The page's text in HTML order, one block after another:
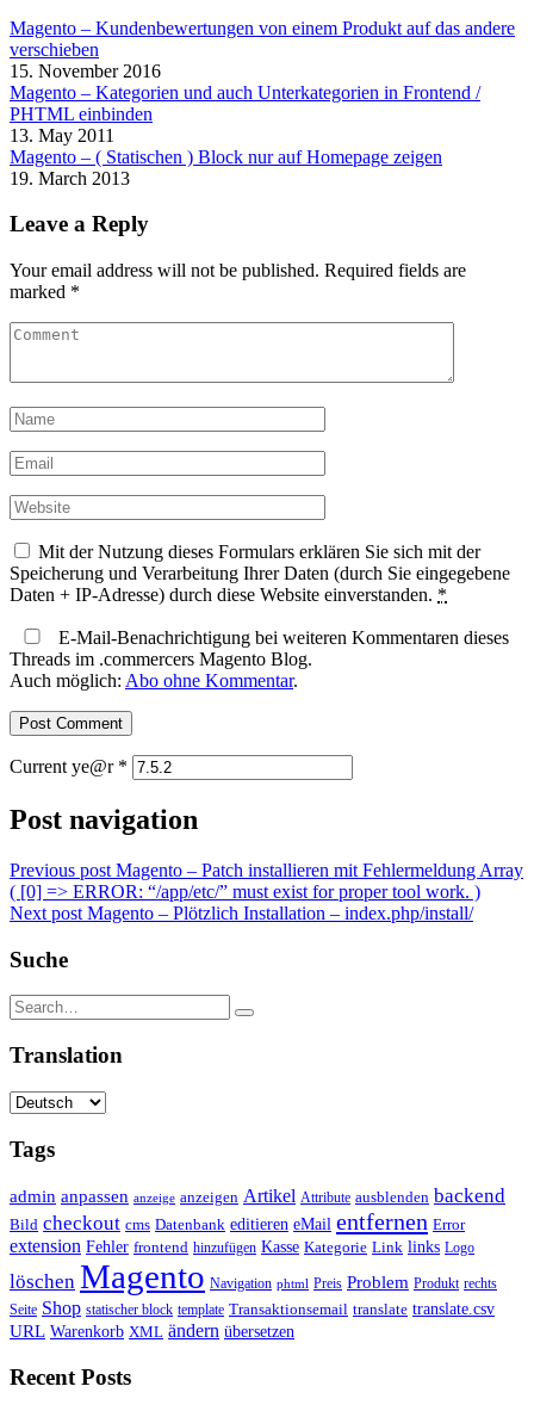
Magento – Kundenbewertungen von einem Produkt auf das andere
verschieben
15. November 2016
Magento – Kategorien und auch Unterkategorien in Frontend /
PHTML einbinden
13. May 2011
Magento – ( Statischen ) Block nur auf Homepage zeigen
19. March 2013
Leave a Reply
Your email address will not be published. Required fields are
marked *
Mit der Nutzung dieses Formulars erklären Sie sich mit der
Speicherung und Verarbeitung Ihrer Daten (durch Sie eingegebene
Daten + IP-Adresse) durch diese Website einverstanden. *
E-Mail-Benachrichtigung bei weiteren Kommentaren dieses
Threads im .commercers Magento Blog.
Auch möglich: Abo ohne Kommentar.
Current ye@r *
Post navigation
Previous post Magento – Patch installieren mit Fehlermeldung Array
( [0] => ERROR: “/app/etc/” must exist for proper tool work. )
Next post Magento – Plötzlich Installation – index.php/install/
Suche
Translation
Tags
admin anpassen anzeige anzeigen Artikel Attribute ausblenden backend
Bild checkout cms Datenbank editieren eMail entfernen Error
extension Fehler frontend hinzufügen Kasse Kategorie Link links Logo
löschen Magento Navigation phtml Preis Problem Produkt rechts
Seite Shop statischer block template Transaktionsemail translate translate.csv
URL Warenkorb XML ändern übersetzen
Recent Posts